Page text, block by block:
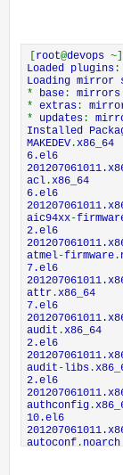
root@devops ~]
Loaded plugins :
Loading mirror
* base :
* extras :
* updates :
Installed
MAKEDEV .
acl .
aic94xx-
atmel-firmware .
attr .
audit .
audit - libs .
authconfig .
autoconf .